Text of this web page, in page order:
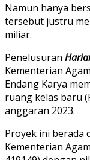
Namun hanya
tersebut justru
miliar.
Penelusuran
Kementerian
Endang Karya
ruang kelas baru
anggaran 2023.
Proyek ini berada
Kementerian